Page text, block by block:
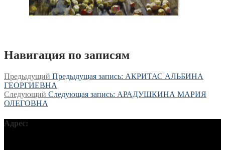
Навигация по записям
Предыдущий Предыдущая запись: АКРИТАС АЛЬБИНА
ГЕОРГИЕВНА
Следующий Следующая запись: АРАДУШКИНА МАРИЯ
ОЛЕГОВНА
Адрес: